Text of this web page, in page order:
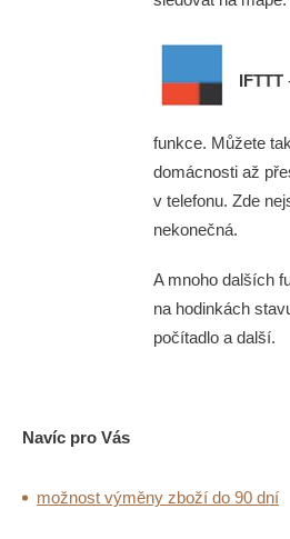
IFTTT
funkce. Můžete
domácnosti až
v telefonu. Zde
nekonečná.
A mnoho dalších
na hodinkách
počítadlo a další.
Navíc pro Vás
možnost výměny zboží do 90 dní